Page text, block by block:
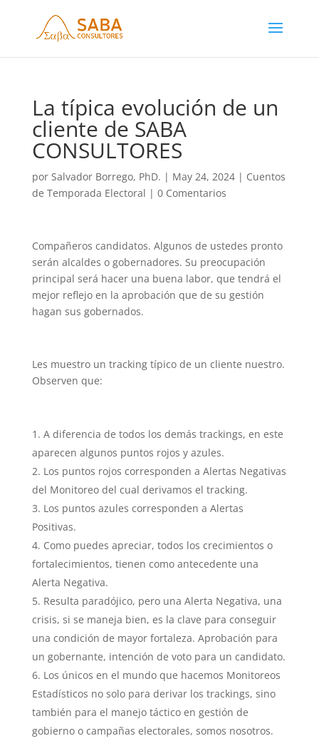
La típica evolución de un
cliente de SABA
CONSULTORES
por Salvador Borrego, PhD. | May 24, 2024| Cuentos
de Temporada Electoral | 0 Comentarios
Compañeros candidatos. Algunos de ustedes pronto
serán alcaldes o gobernadores. Su preocupación
principal será hacer una buena labor, que tendrá el
mejor reflejo en la aprobación que de su gestión
hagan sus gobernados.
Les muestro un tracking típico de un cliente nuestro.
Observen que:
A diferencia de todos los demás trackings, en este
aparecen algunos puntos rojos y azules.
Los puntos rojos corresponden a Alertas Negativas
del Monitoreo del cual derivamos el tracking.
Los puntos azules corresponden a Alertas
Positivas.
Como puedes apreciar, todos los crecimientos o
fortalecimientos, tienen como antecedente una
Alerta Negativa.
Resulta paradójico, pero una Alerta Negativa, una
crisis, si se maneja bien, es la clave para conseguir
una condición de mayor fortaleza. Aprobación para
un gobernante, intención de voto para un candidato.
Los únicos en el mundo que hacemos Monitoreos
Estadísticos no solo para derivar los trackings, sino
también para el manejo táctico en gestión de
gobierno o campañas electorales, somos nosotros.